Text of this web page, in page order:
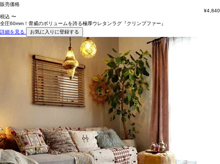
販売価格
¥4,840
税込 〜
全圧60mm！脅威のボリュームを誇る極厚ウレタンラグ『クリンプファー』
詳細を見る
お気に入りに登録する